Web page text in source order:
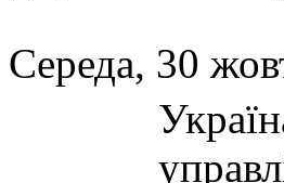
Середа, 30